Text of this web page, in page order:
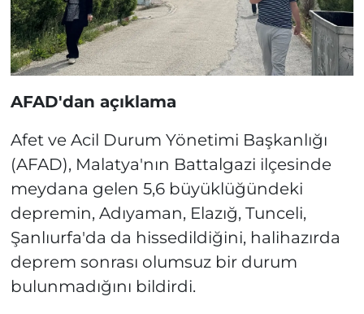
AFAD'dan açıklama
Afet ve Acil Durum Yönetimi Başkanlığı
(AFAD), Malatya'nın Battalgazi ilçesinde
meydana gelen 5,6 büyüklüğündeki
depremin, Adıyaman, Elazığ, Tunceli,
Şanlıurfa'da da hissedildiğini, halihazırda
deprem sonrası olumsuz bir durum
bulunmadığını bildirdi.